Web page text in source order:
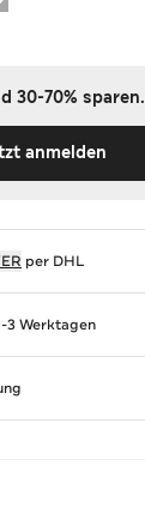
30-70% sparen.
anmelden
per DHL
3 Werktagen